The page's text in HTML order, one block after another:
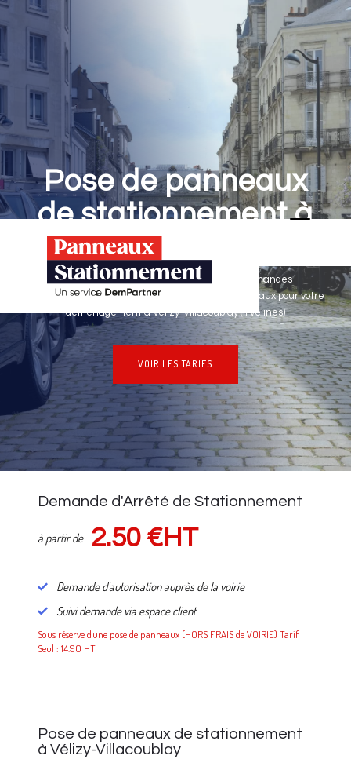
Pose de panneaux
de stationnement à
Vélizy-Villacoublay
Panneaux Stationnement effectue vos demandes
d'autorisations de stationnement & pose de panneaux pour votre
déménagement à Vélizy-Villacoublay (Yvelines)
VOIR LES TARIFS
NOS TARIFS
Demande d'Arrêté de Stationnement
à partir de 2.50 €HT
Demande d'autorisation auprès de la voirie
Suivi demande via espace client
Sous réserve d'une pose de panneaux (HORS FRAIS de VOIRIE) Tarif
Seul : 14.90 HT
Pose de panneaux de stationnement
à Vélizy-Villacoublay